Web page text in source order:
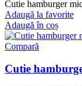
Cutie hamburger
Adaugă la favorite
Adaugă în coș
Compară
Cutie